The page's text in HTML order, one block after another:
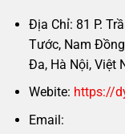
Địa Chỉ: 81 P.
Tước, Nam
Đa, Hà Nội, Việt
Webite: https://
Email: